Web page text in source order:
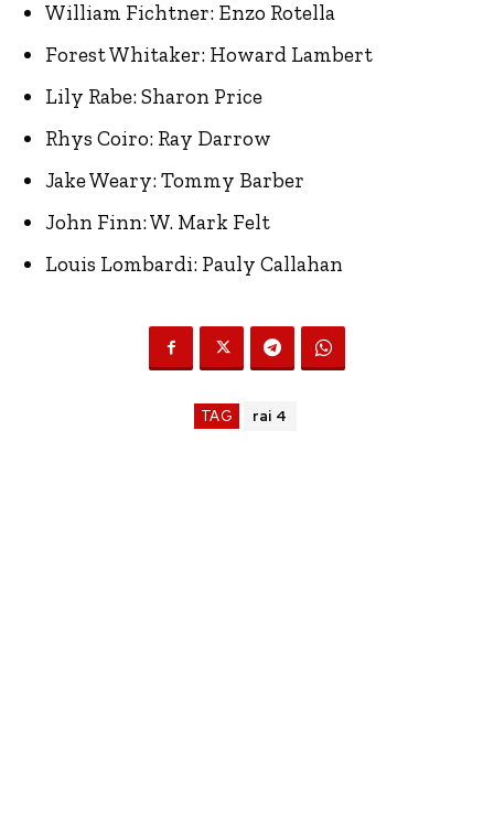
William Fichtner: Enzo Rotella
Forest Whitaker: Howard Lambert
Lily Rabe: Sharon Price
Rhys Coiro: Ray Darrow
Jake Weary: Tommy Barber
John Finn: W. Mark Felt
Louis Lombardi: Pauly Callahan
TAG rai 4